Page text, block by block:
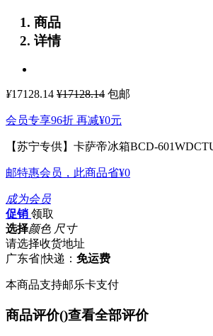
商品
详情
¥17128.14 ¥17128.14 包邮
会员专享96折 再减¥0元
【苏宁专供】卡萨帝冰箱BCD-
邮特惠会员，此商品省¥0
成为会员
促销 领取
选择颜色 尺寸
请选择收货地址
广东省|快递： 免运费
本商品支持邮乐卡支付
商品评价()查看全部评价